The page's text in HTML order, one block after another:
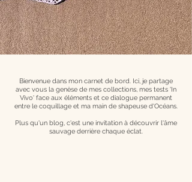
Bienvenue dans mon carnet de bord. Ici, je partage
avec vous la genèse de mes collections, mes tests 'In
Vivo' face aux éléments et ce dialogue permanent
entre le coquillage et ma main de shapeuse d'Océans.
Plus qu'un blog, c'est une invitation à découvrir l'âme
sauvage derrière chaque éclat.